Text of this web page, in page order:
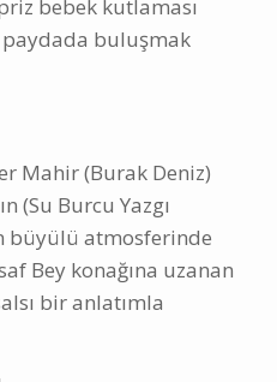
bebek kutlaması
buluşmak
Mahir (Burak Deniz)
(Su Burcu Yazgı
büyülü atmosferinde
Bey konağına uzanan
bir anlatımla